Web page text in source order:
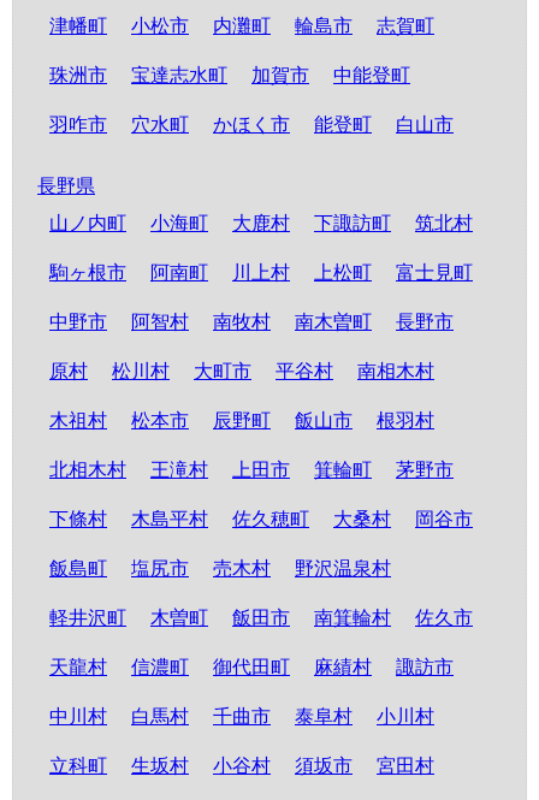
津幡町 小松市 内灘町 輪島市 志賀町
珠洲市 宝達志水町 加賀市 中能登町
羽咋市 穴水町 かほく市 能登町 白山市
長野県
山ノ内町
小海町 大鹿村 下諏訪町 筑北村
駒ヶ根市 阿南町 川上村 上松町 富士見町
中野市 阿智村 南牧村 南木曽町 長野市
原村 松川村 大町市 平谷村 南相木村
木祖村 松本市 辰野町 飯山市 根羽村
北相木村 王滝村 上田市 箕輪町 茅野市
下條村 木島平村 佐久穂町 大桑村 岡谷市
飯島町 塩尻市 売木村 野沢温泉村
軽井沢町 木曽町 飯田市 南箕輪村 佐久市
天龍村 信濃町 御代田町 麻績村 諏訪市
中川村 白馬村 千曲市 泰阜村 小川村
立科町 生坂村 小谷村 須坂市 宮田村